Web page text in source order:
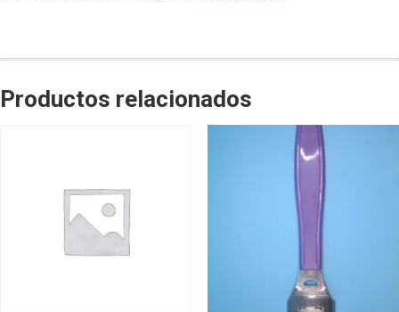
Productos relacionados